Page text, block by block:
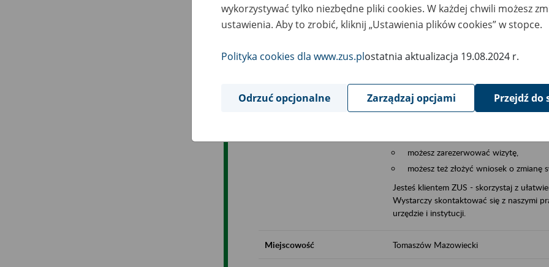
Jeśli jesteś płatnikiem składek (np.
możesz skorzystać z aplikacji
ubezpieczeń, wypełnisz i
ZUS,
możesz złożyć wniosek o wydanie
masz dostęp do zwolnień lekarskich
Jeśli jesteś świadczeniobiorcą
masz dostęp m.in. do formularza
do formularza PIT 40A, czyli
możesz zarezerwować wizytę,
możesz też złożyć wniosek o zmianę
Jesteś klientem ZUS - skorzystaj z
Wystarczy skontaktować się z naszymi
urzędzie i instytucji.
Miejscowość Tomaszów Mazowiecki
wykorzystywać tylko niezbędne pliki cookies. W każdej chwili możesz
ustawienia. Aby to zrobić, kliknij „Ustawienia plików cookies” w stopce.
Polityka cookies dla www.zus.plostatnia aktualizacja 19.08.2024 r.
Odrzuć opcjonalne Zarządzaj opcjami Przejdź do